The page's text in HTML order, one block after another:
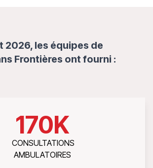
2026, les équipes de
Frontières ont fourni :
170K
CONSULTATIONS
AMBULATOIRES